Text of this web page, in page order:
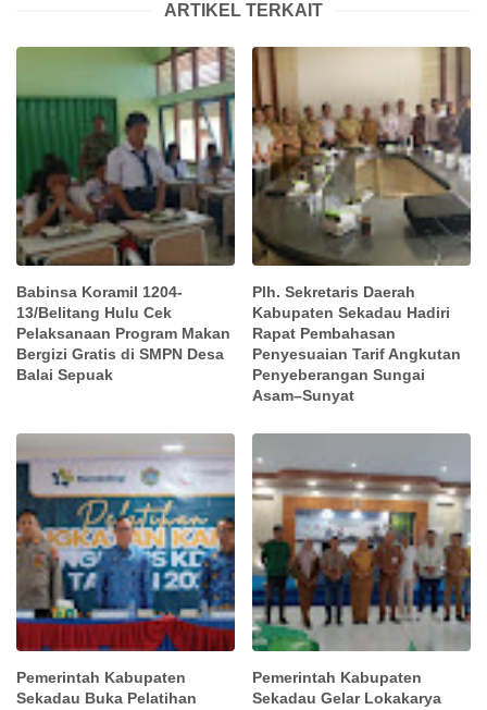
ARTIKEL TERKAIT
Babinsa Koramil 1204-
13/Belitang Hulu Cek
Pelaksanaan Program Makan
Bergizi Gratis di SMPN Desa
Balai Sepuak
Plh. Sekretaris Daerah
Kabupaten Sekadau Hadiri
Rapat Pembahasan
Penyesuaian Tarif Angkutan
Penyeberangan Sungai
Asam–Sunyat
Pemerintah Kabupaten
Sekadau Buka Pelatihan
Pemerintah Kabupaten
Sekadau Gelar Lokakarya